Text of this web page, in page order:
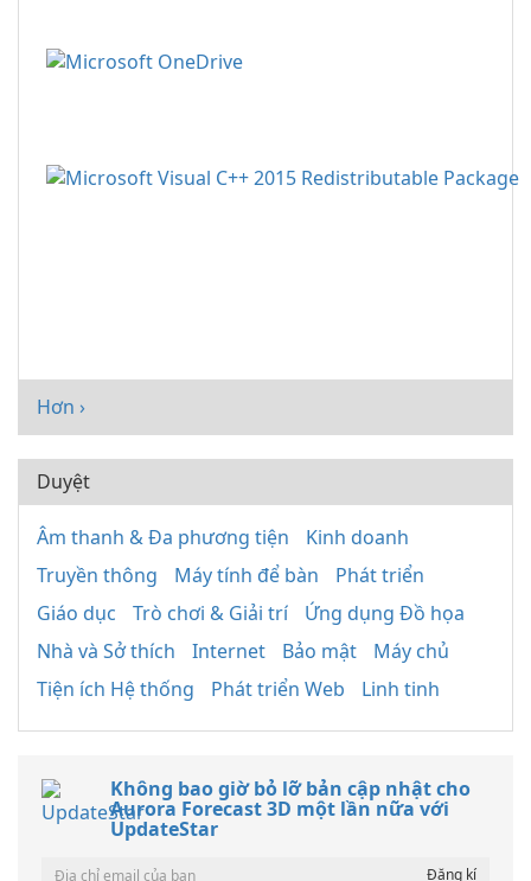
Hơn ›
Duyệt
Âm thanh & Đa phương tiện
Kinh doanh
Truyền thông
Máy tính để bàn
Phát triển
Giáo dục
Trò chơi & Giải trí
Ứng dụng Đồ họa
Nhà và Sở thích
Internet Bảo mật
Máy chủ
Tiện ích Hệ thống
Phát triển Web Linh tinh
Không bao giờ bỏ lỡ bản cập nhật cho
Aurora Forecast 3D một lần nữa với
UpdateStar